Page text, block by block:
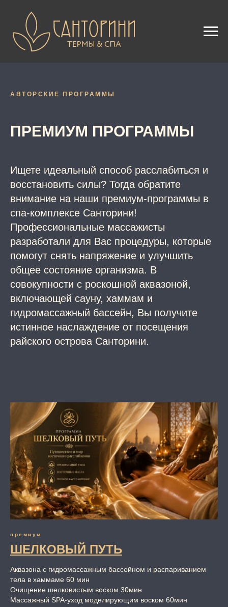
АВТОРСКИЕ ПРОГРАММЫ
ПРЕМИУМ ПРОГРАММЫ
Ищете идеальный способ расслабиться и
восстановить силы? Тогда обратите
внимание на наши премиум-программы в
спа-комплексе Санторини!
Профессиональные массажисты
разработали для Вас процедуры, которые
помогут снять напряжение и улучшить
общее состояние организма. В
совокупности с роскошной аквазоной,
включающей сауну, хаммам и
гидромассажный бассейн, Вы получите
истинное наслаждение от посещения
райского острова Санторини.
премиум
ШЕЛКОВЫЙ ПУТЬ
Аквазона с гидромассажным бассейном и распариванием
тела в хаммаме 60 мин
Очищение шелковистым воском 30мин
Массажный SPA-уход моделирующим воском 60мин